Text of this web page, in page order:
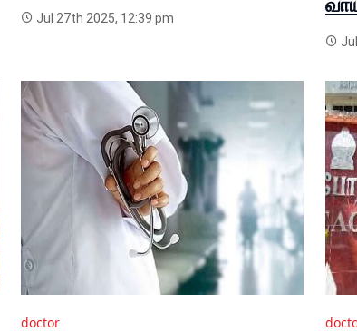
Jul 27th 2025, 12:39 pm
doctor